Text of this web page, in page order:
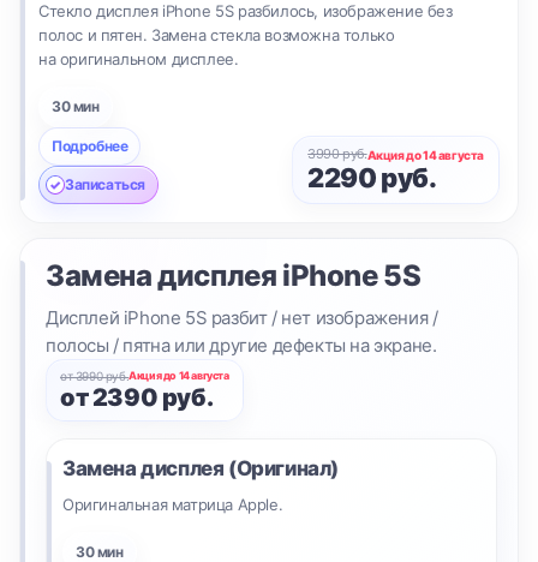
Стекло дисплея iPhone 5S разбилось, изображение без
полос и пятен. Замена стекла возможна только
на оригинальном дисплее.
30 мин
Подробнее
Записаться
3990 руб.Акция до 14 августа
2290 руб.
Замена дисплея iPhone 5S
Дисплей iPhone 5S разбит / нет изображения /
полосы / пятна или другие дефекты на экране.
от 3990 руб.Акция до 14 августа
от 2390 руб.
Замена дисплея (Оригинал)
Оригинальная матрица Apple.
30 мин